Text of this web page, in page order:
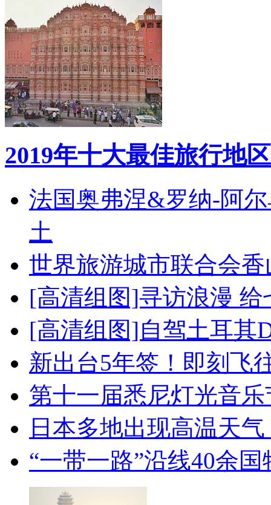
2019年十大最佳旅行地区
法国奥弗涅&罗纳-阿
土
世界旅游城市联合会
[高清组图]寻访浪漫
[高清组图]自驾土耳其
新出台5年签！即刻飞
第十一届悉尼灯光音
日本多地出现高温天
“一带一路”沿线40余